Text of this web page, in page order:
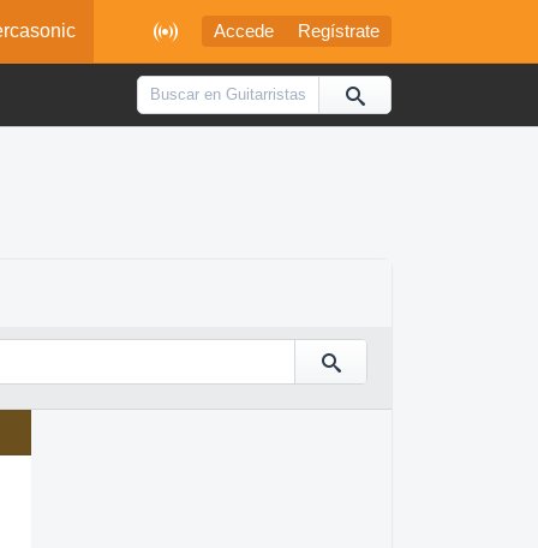
 Accede Regístrate